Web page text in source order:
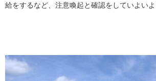
給をするなど、注意喚起と確認をしていよいよ